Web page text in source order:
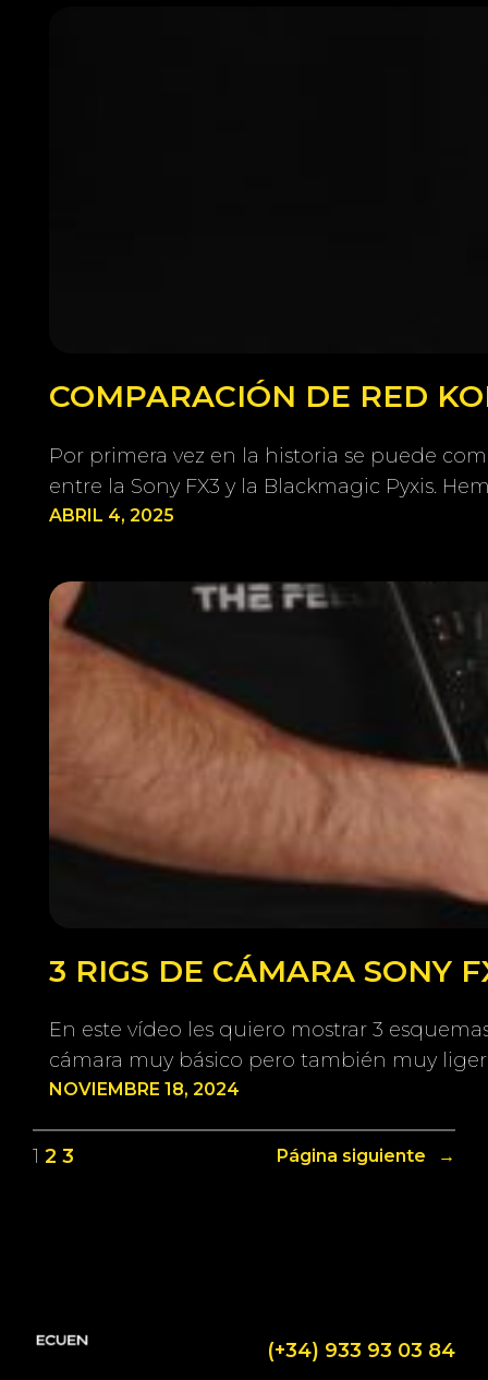
COMPARACIÓN DE RED
Por primera vez en la historia se puede
entre la Sony FX3 y la Blackmagic Pyxis.
ABRIL 4, 2025
3 RIGS DE CÁMARA SONY
En este vídeo les quiero mostrar 3
cámara muy básico pero también muy
NOVIEMBRE 18, 2024
1 2 3 Página siguiente →
(+34) 933 93 03 84